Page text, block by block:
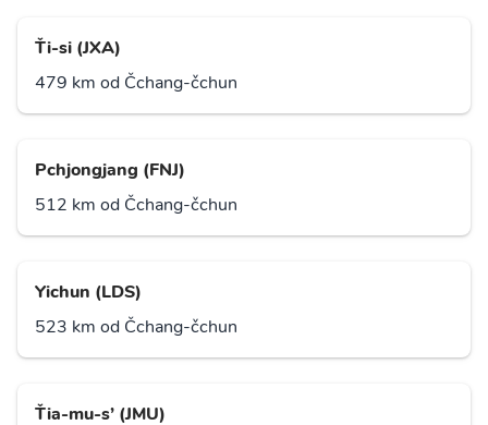
Ťi-si (JXA)
479 km od Čchang-čchun
Pchjongjang (FNJ)
512 km od Čchang-čchun
Yichun (LDS)
523 km od Čchang-čchun
Ťia-mu-s’ (JMU)